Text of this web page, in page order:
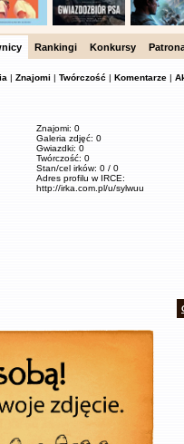
Rankingi Konkursy
| Znajomi | Twórczość | Komentarze |
Znajomi: 0
Galeria zdjęć: 0
Gwiazdki: 0
Twórczość: 0
Stan/cel irków: 0 / 0
Adres profilu w IRCE:
http://irka.com.pl/u/sylwuu